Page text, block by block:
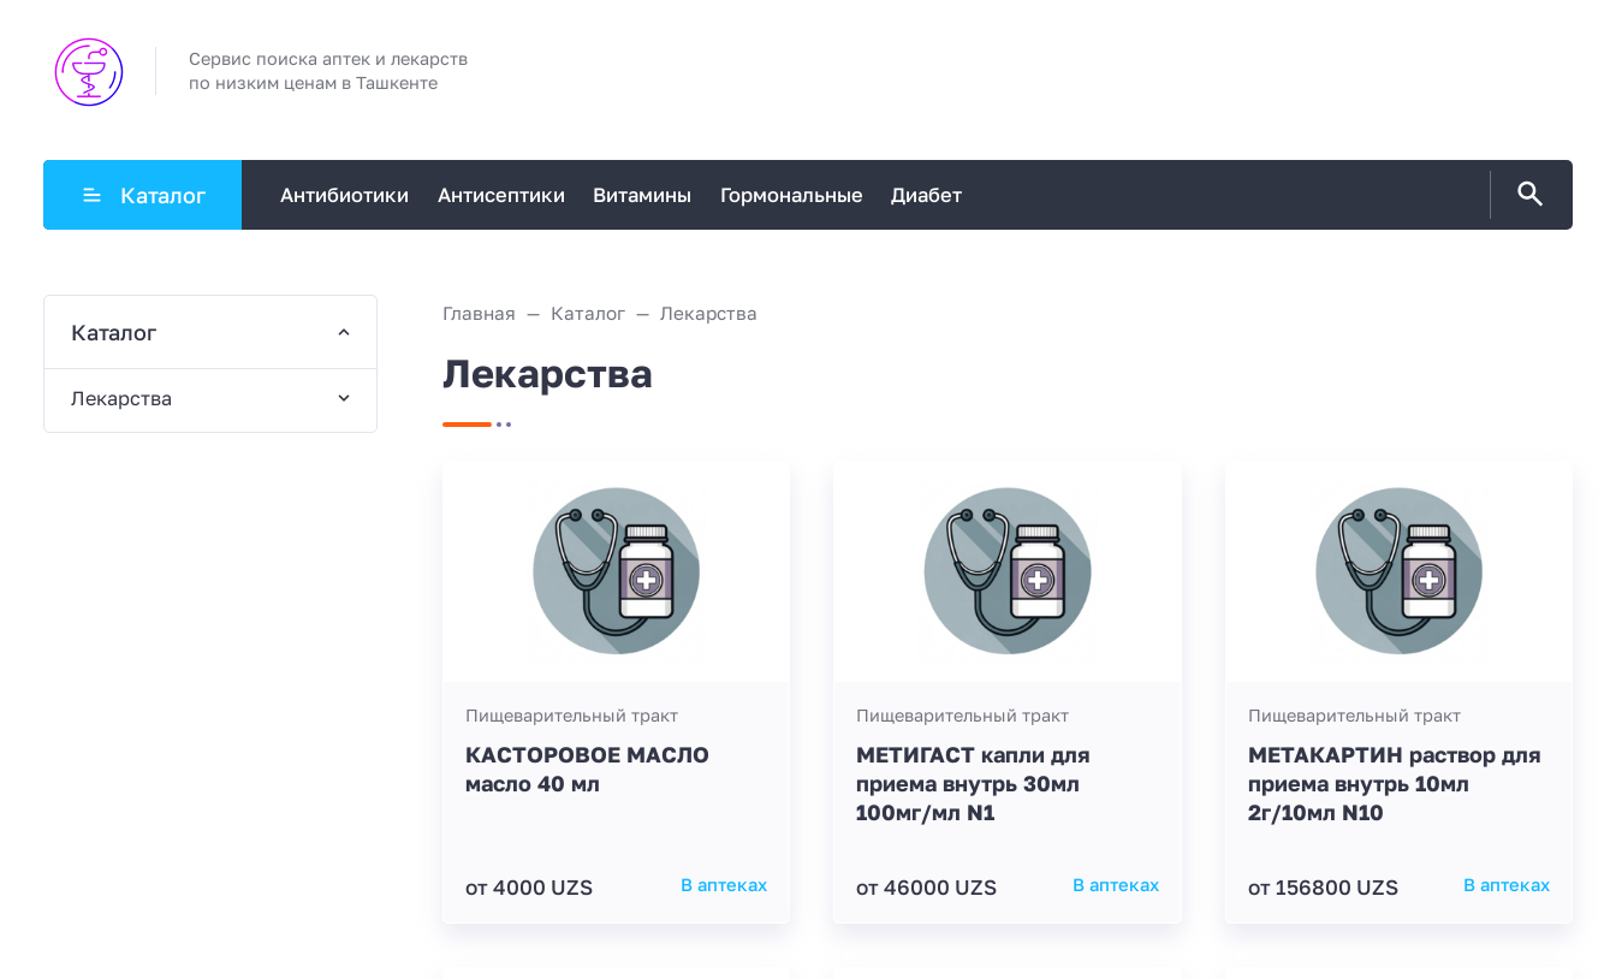
Сервис поиска аптек и лекарств
по низким ценам в Ташкенте
Каталог Антибиотики Антисептики Витамины Гормональные Диабет
Главная Каталог Лекарства
Лекарства
Пищеварительный тракт
КАСТОРОВОЕ МАСЛО
масло 40 мл
от 4000 UZS В аптеках
Пищеварительный тракт
МЕТИГАСТ капли для
приема внутрь 30мл
100мг/мл N1
от 46000 UZS В аптеках
Пищеварительный тракт
МЕТАКАРТИН раствор для
приема внутрь 10мл
2г/10мл N10
от 156800 UZS В аптеках
Каталог
Лекарства